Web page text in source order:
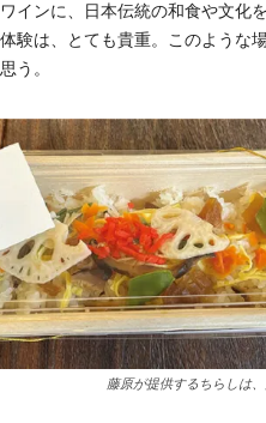
インに、日本伝統の和食や文化
験は、とても貴重。このような
う。
藤原が提供するちらしは